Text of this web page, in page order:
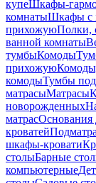
купеШкафы-
комнатыШкафы с
прихожуюПолки,
ванной комнаты
тумбыКомоды
прихожую
комодыТумбы
матрасыМатрасы
новорожденных
матрасОснования
кроватей
шкафы-кровати
столыБарные
компьютерные